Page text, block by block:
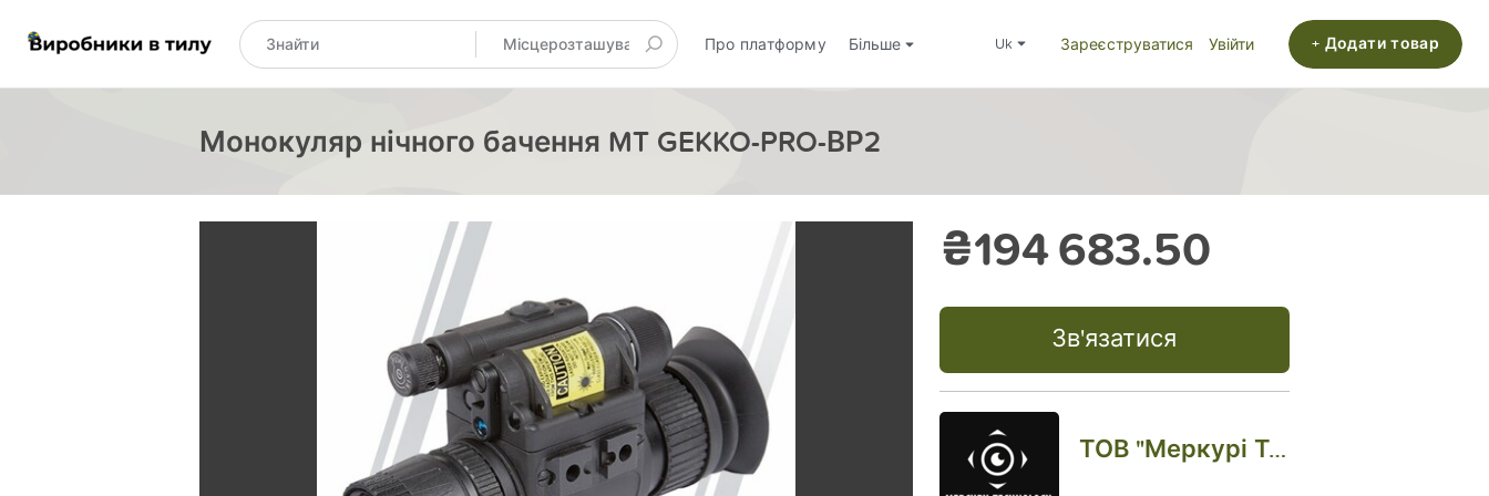
Про платформу Більше uk Зареєструватися Увійти + Додати товар
Монокуляр нічного бачення MT GEKKO-PRO-ВР2
₴194 683.50
Зв'язатися
ТОВ "Меркурі Технолоджи"